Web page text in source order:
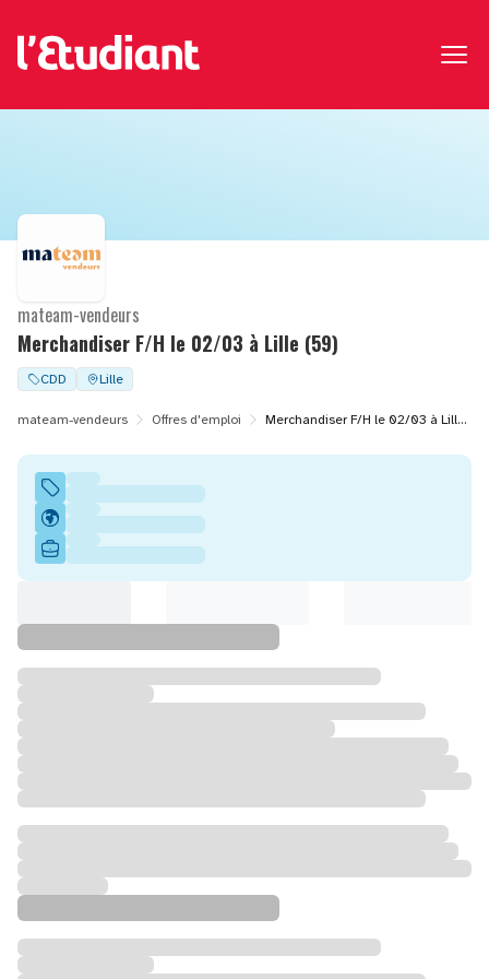
Merchandiser F/H le 02/03 à Lille (59)
mateam-vendeurs
CDD Lille
mateam-vendeurs Offres d'emploi Merchandiser F/H le 02/03 à Lille (59)